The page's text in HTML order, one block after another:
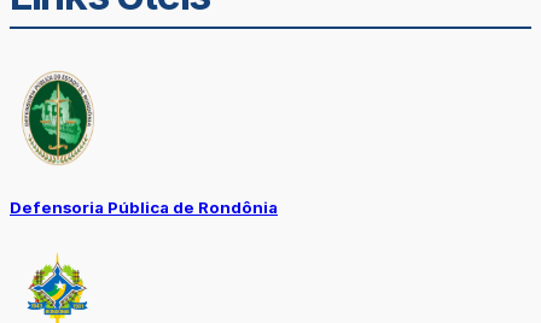
Defensoria Pública de Rondônia